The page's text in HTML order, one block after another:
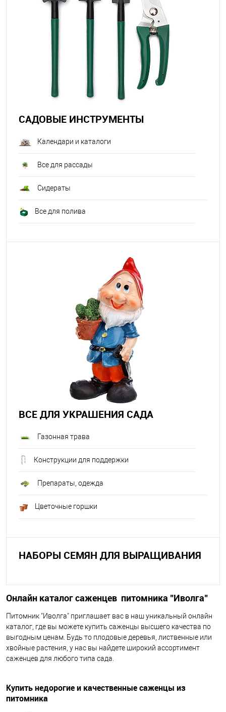
САДОВЫЕ ИНСТРУМЕНТЫ
Календари и каталоги
Все для рассады
Сидераты
Все для полива
ВСЕ ДЛЯ УКРАШЕНИЯ САДА
Газонная трава
Конструкции для поддержки
Препараты, одежда
Цветочные горшки
НАБОРЫ СЕМЯН ДЛЯ ВЫРАЩИВАНИЯ
Онлайн каталог саженцев питомника "Иволга"
Питомник "Иволга" приглашает вас в наш уникальный онлайн
каталог, где вы можете купить саженцы высшего качества по
выгодным ценам. Будь то плодовые деревья, лиственные или
хвойные растения, у нас вы найдете широкий ассортимент
саженцев для любого типа сада.
Купить недорогие и качественные саженцы из
питомника